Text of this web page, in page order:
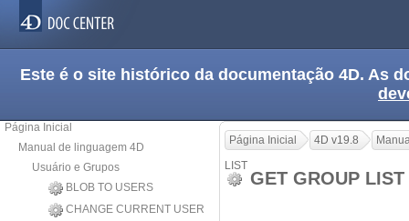
Este é o site histórico da documentação 4D. As
Página Inicial
Manual de linguagem 4D
Usuário e Grupos
BLOB TO USERS
CHANGE CURRENT USER
Página Inicial 4D v19.8
LIST
GET GROUP LIST